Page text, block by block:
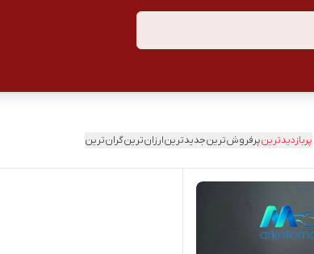
پربازدیدترینپرفروش‌ترینجدیدترینارزان‌ترینگران‌ترین